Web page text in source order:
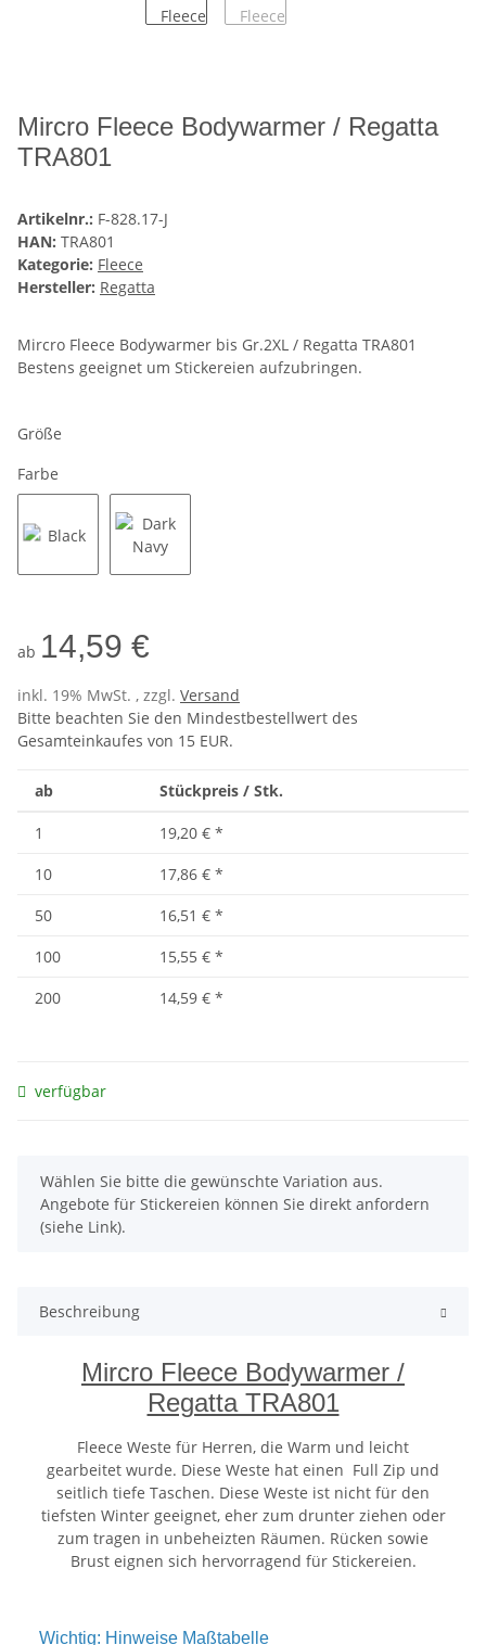
Mircro Fleece Bodywarmer / Regatta
TRA801
Artikelnr.: F-828.17-J
HAN: TRA801
Kategorie: Fleece
Hersteller: Regatta
Mircro Fleece Bodywarmer bis Gr.2XL / Regatta TRA801
Bestens geeignet um Stickereien aufzubringen.
Größe
Farbe
ab 14,59 €
inkl. 19% MwSt. , zzgl. Versand
Bitte beachten Sie den Mindestbestellwert des
Gesamteinkaufes von 15 EUR.
ab Stückpreis / Stk.
1 19,20 € *
10
17,86 € *
50
16,51 € *
100
15,55 € *
200
14,59 € *
verfügbar
x
Wählen Sie bitte die gewünschte Variation aus.
Angebote für Stickereien können Sie direkt anfordern
(siehe Link).
Beschreibung
Mircro Fleece Bodywarmer /
Regatta TRA801
Fleece Weste für Herren, die Warm und leicht
gearbeitet wurde. Diese Weste hat einen Full Zip und
seitlich tiefe Taschen. Diese Weste ist nicht für den
tiefsten Winter geeignet, eher zum drunter ziehen oder
zum tragen in unbeheizten Räumen. Rücken sowie
Brust eignen sich hervorragend für Stickereien.
Wichtig: Hinweise Maßtabelle